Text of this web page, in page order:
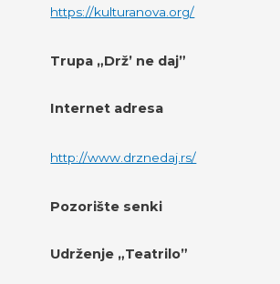
https://kulturanova.org/
Trupa „Drž’ ne daj”
Internet adresa
http://www.drznedaj.rs/
Pozorište senki
Udrženje „Teatrilo”